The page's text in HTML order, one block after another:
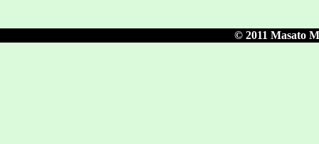
© 2011 Masato